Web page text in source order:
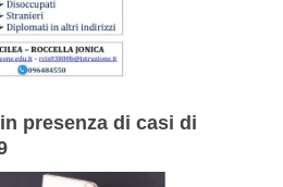
presenza di casi di